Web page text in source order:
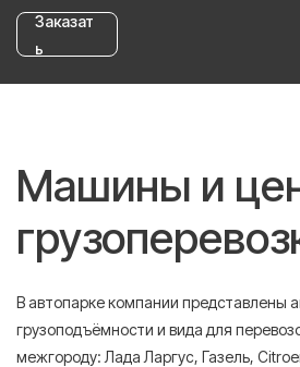
Заказат
ь
Машины и
В автопарке компании представлены
грузоподъёмности и вида для
межгороду: Лада Ларгус, Газель,